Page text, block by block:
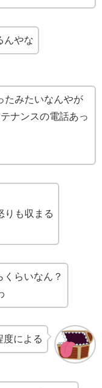
んやな
たみたいなんやが
ナンスの電話あっ
りも収まる
らいなん？
度による